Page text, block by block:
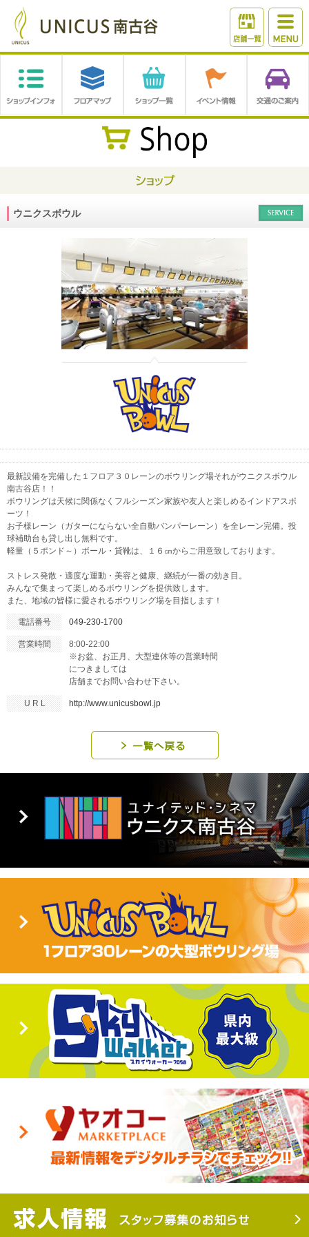
ウニクスボウル
最新設備を完備した１フロア３０レーンのボウリング場それがウニクスボウル
南古谷店！！
ボウリングは天候に関係なくフルシーズン家族や友人と楽しめるインドアスポ
ーツ！
お子様レーン（ガターにならない全自動バンパーレーン）を全レーン完備。投
球補助台も貸し出し無料です。
軽量（５ポンド～）ボール・貸靴は、１６㎝からご用意致しております。
ストレス発散・適度な運動・美容と健康、継続が一番の効き目。
みんなで集まって楽しめるボウリングを提供致します。
また、地域の皆様に愛されるボウリング場を目指します！
電話番号 049-230-1700
営業時間
8:00-22:00
※お盆、お正月、大型連休等の営業時間
につきましては
店舗までお問い合わせ下さい。
U R L http://www.unicusbowl.jp